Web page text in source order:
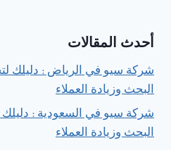
أحدث المقالات
شركة سيو في الرياض : دليلك
البحث وزيادة العملاء
شركة سيو في السعودية : دليلك
البحث وزيادة العملاء